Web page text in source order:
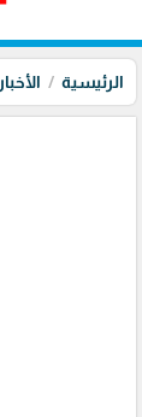
الرئيسية الأخبار